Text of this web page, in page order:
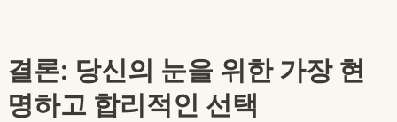
결론: 당신의 눈을 위한 가장 현
명하고 합리적인 선택